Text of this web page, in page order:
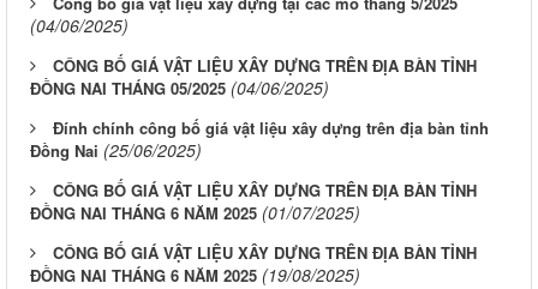
(04/06/2025)
CÔNG BỐ GIÁ VẬT LIỆU XÂY DỰNG TRÊN ĐỊA BÀN TỈNH
ĐỒNG NAI THÁNG 05/2025 (04/06/2025)
Đính chính công bố giá vật liệu xây dựng trên địa bàn tỉnh
Đồng Nai (25/06/2025)
CÔNG BỐ GIÁ VẬT LIỆU XÂY DỰNG TRÊN ĐỊA BÀN TỈNH
ĐỒNG NAI THÁNG 6 NĂM 2025 (01/07/2025)
CÔNG BỐ GIÁ VẬT LIỆU XÂY DỰNG TRÊN ĐỊA BÀN TỈNH
ĐỒNG NAI THÁNG 6 NĂM 2025 (19/08/2025)